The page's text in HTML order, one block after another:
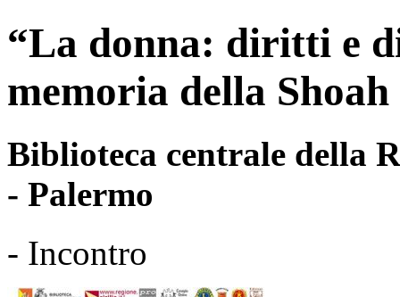
“La donna: diritti e
memoria della
Biblioteca centrale della
- Palermo
- Incontro